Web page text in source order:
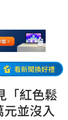
看新聞換好禮
「紅色鬆
並沒入